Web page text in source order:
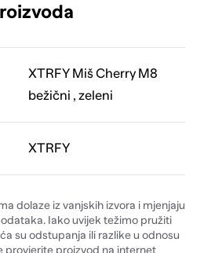
XTRFY Miš Cherry M8
bežični , zeleni
XTRFY
dolaze iz vanjskih izvora i mjenjaju
Iako uvijek težimo pružiti
su odstupanja ili razlike u odnosu
provjerite proizvod na internet